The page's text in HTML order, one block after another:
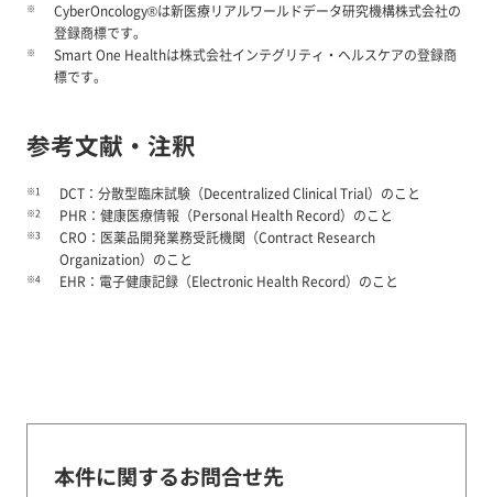
※
CyberOncology®は新医療リアルワールドデータ研究機構株式会社の
登録商標です。
※
Smart One Healthは株式会社インテグリティ・ヘルスケアの登録商
標です。
参考文献・注釈
※1 DCT：分散型臨床試験（Decentralized Clinical Trial）のこと
※2 PHR：健康医療情報（Personal Health Record）のこと
※3
CRO：医薬品開発業務受託機関（Contract Research
Organization）のこと
※4 EHR：電子健康記録（Electronic Health Record）のこと
本件に関するお問合せ先